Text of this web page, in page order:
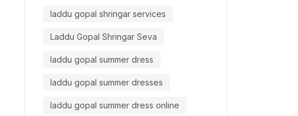
laddu gopal shringar services
Laddu Gopal Shringar Seva
laddu gopal summer dress
laddu gopal summer dresses
laddu gopal summer dress online